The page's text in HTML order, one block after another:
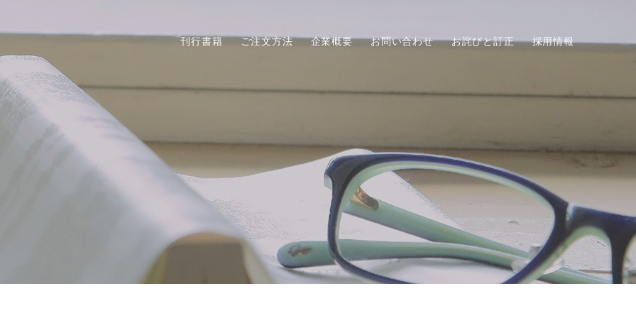
刊行書籍 ご注文方法 企業概要 お問い合わせ お詫びと訂正 採用情報